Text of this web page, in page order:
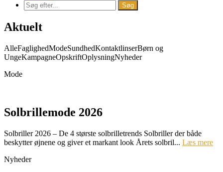
Aktuelt
AlleFaglighedModeSundhedKontaktlinserBørn og
UngeKampagneOpskriftOplysningNyheder
Mode
Solbrillemode 2026
Solbriller 2026 – De 4 største solbrilletrends Solbriller der både
beskytter øjnene og giver et markant look Årets solbril... Læs mere
Nyheder